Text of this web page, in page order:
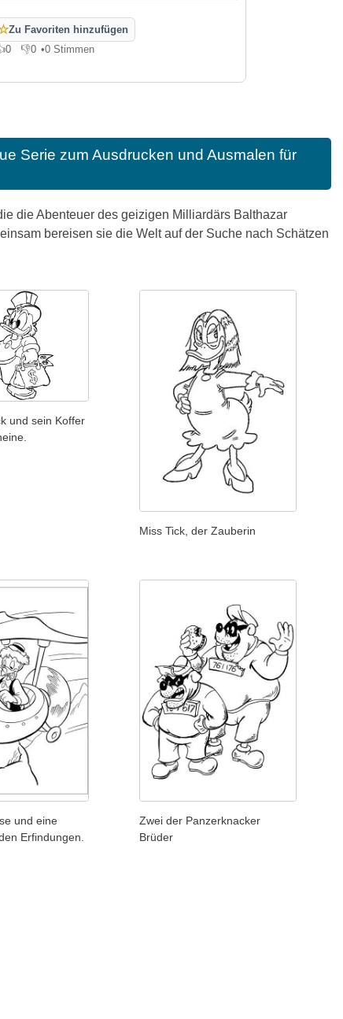
Zu Favoriten hinzufügen
0 mir
👎0
Gefällt mir nicht
•0 Stimmen
Serie zum Ausdrucken und Ausmalen für
die Abenteuer des geizigen Milliardärs Balthazar
bereisen sie die Welt auf der Suche nach Schätzen
und sein Koffer
Miss Tick, der Zauberin
und eine
Erfindungen.
Zwei der Panzerknacker
Brüder